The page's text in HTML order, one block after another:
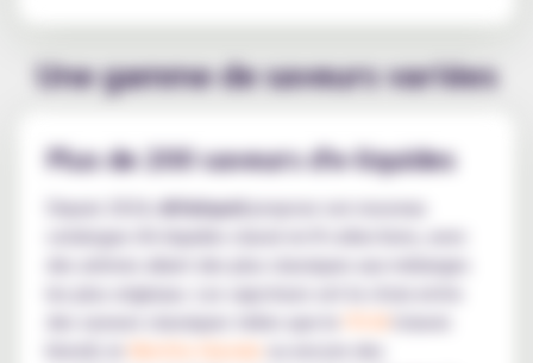
Une gamme de saveurs variées
Plus de 200 saveurs d'e-liquides
Depuis 2024,Alfaliquidpropose son nouveau
catalogue d'e-liquides classé en 8 collections, avec
des arômes allant des plus classiques aux mélanges
les plus originaux. Les vapoteurs ont le choix entre
des saveurs classiques telles que le
ou encore des